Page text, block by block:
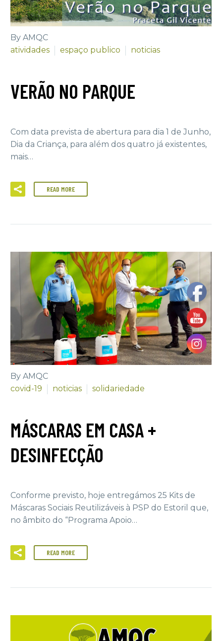
By AMQC
atividades
espaço publico noticias
VERÃO NO PARQUE
Com data prevista de abertura para dia 1 de Junho,
Dia da Criança, para além dos quatro já existentes,
mais…
READ MORE
By AMQC
covid-19
noticias solidariedade
MÁSCARAS EM CASA +
DESINFECÇÃO
Conforme previsto, hoje entregámos 25 Kits de
Máscaras Sociais Reutilizáveis à PSP do Estoril que,
no âmbito do “Programa Apoio…
READ MORE